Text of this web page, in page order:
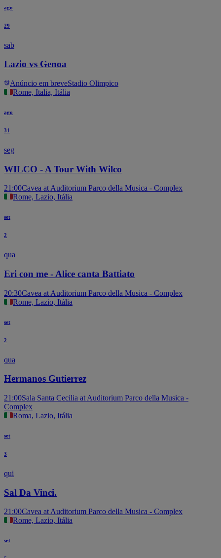
ago
29
sab
Lazio vs Genoa
Anúncio em breveStadio Olimpico
Rome, Italia, Itália
ago
31
seg
WILCO - A Tour With Wilco
21:00Cavea at Auditorium Parco della Musica - Complex
Rome, Lazio, Itália
set
2
qua
Eri con me - Alice canta Battiato
20:30Cavea at Auditorium Parco della Musica - Complex
Rome, Lazio, Itália
set
2
qua
Hermanos Gutierrez
21:00Sala Santa Cecilia at Auditorium Parco della Musica -
Complex
Roma, Lazio, Itália
set
3
qui
Sal Da Vinci.
21:00Cavea at Auditorium Parco della Musica - Complex
Rome, Lazio, Itália
set